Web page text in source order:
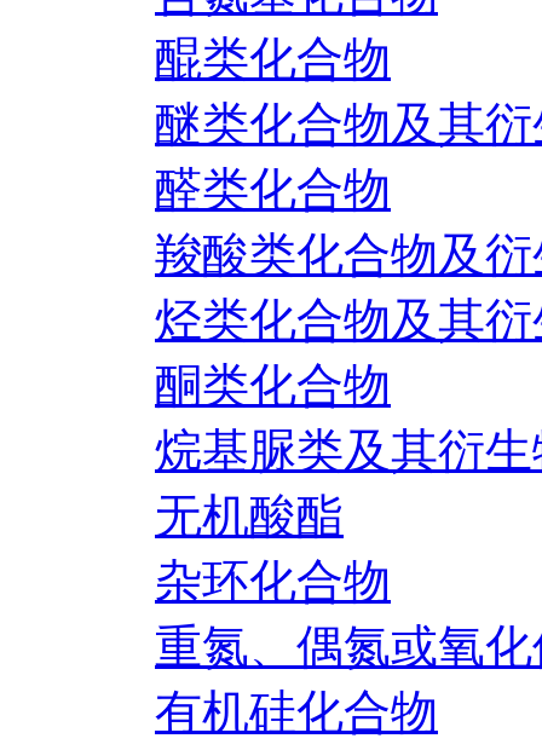
醌类化合物
醚类化合物及其
醛类化合物
羧酸类化合物及
烃类化合物及其
酮类化合物
烷基脲类及其衍
无机酸酯
杂环化合物
重氮、偶氮或氧
有机硅化合物